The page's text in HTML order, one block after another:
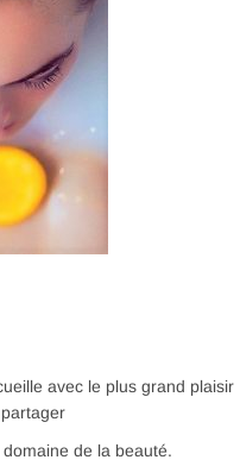
avec le plus grand plaisir
de la beauté.